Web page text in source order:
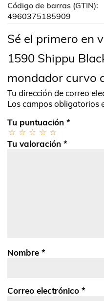
Código de barras (GTIN):
4960375185909
Sé el primero en
1590 Shippu
mondador curvo
Tu dirección de correo
Los campos obligatorios
Tu puntuación *
Tu valoración *
Nombre *
Correo electrónico *